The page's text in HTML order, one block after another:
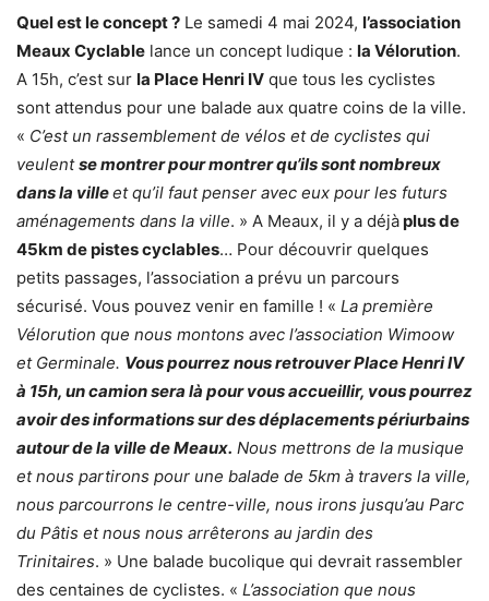
Quel est le concept ? Le samedi 4 mai 2024, l’association
Meaux Cyclable lance un concept ludique : la Vélorution.
A 15h, c’est sur la Place Henri IV que tous les cyclistes
sont attendus pour une balade aux quatre coins de la ville.
« C’est un rassemblement de vélos et de cyclistes qui
veulentse montrer pour montrer qu’ils sont nombreux
dans la villeet qu’il faut penser avec eux pour les futurs
aménagements dans la ville. » A Meaux, il y a déjàplus de
45km de pistes cyclables… Pour découvrir quelques
petits passages, l’association a prévu un parcours
sécurisé. Vous pouvez venir en famille ! « La première
Vélorution que nous montons avec l’association Wimoow
et Germinale. Vous pourrez nous retrouver Place Henri IV
à 15h, un camion sera là pour vous accueillir, vous pourrez
avoir des informations sur des déplacements périurbains
autour de la ville de Meaux. Nous mettrons de la musique
et nous partirons pour une balade de 5km à travers la ville,
nous parcourrons le centre-ville, nous irons jusqu’au Parc
du Pâtis et nous nous arrêterons au jardin des
Trinitaires. » Une balade bucolique qui devrait rassembler
des centaines de cyclistes. « L’association que nous